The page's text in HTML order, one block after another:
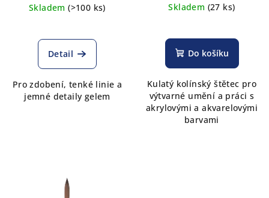
Skladem(>100 ks)
Detail
Pro zdobení, tenké linie a
jemné detaily gelem
Skladem (27 ks)
Do košíku
Kulatý kolínský štětec pro
výtvarné umění a práci s
akrylovými a akvarelovými
barvami